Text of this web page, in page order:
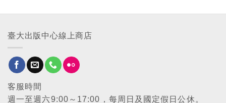
臺大出版中心線上商店
客服時間
週一至週六9:00～17:00，每周日及國定假日公休。